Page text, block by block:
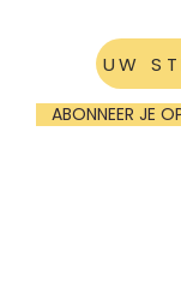
UW
ABONNEER JE